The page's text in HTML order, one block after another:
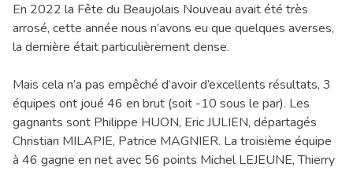
En 2022 la Fête du Beaujolais Nouveau avait été très
arrosé, cette année nous n’avons eu que quelques averses,
la dernière était particulièrement dense.
Mais cela n’a pas empêché d’avoir d’excellents résultats, 3
équipes ont joué 46 en brut (soit -10 sous le par). Les
gagnants sont Philippe HUON, Eric JULIEN, départagés
Christian MILAPIE, Patrice MAGNIER. La troisième équipe
à 46 gagne en net avec 56 points Michel LEJEUNE, Thierry